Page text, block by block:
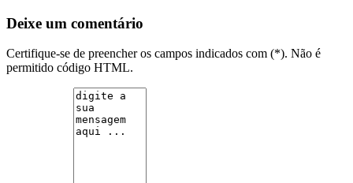
Deixe um comentário
Certifique-se de preencher os campos indicados com (*). Não é
permitido código HTML.